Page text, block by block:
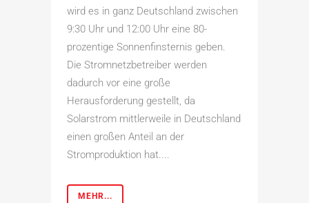
wird es in ganz Deutschland zwischen
9:30 Uhr und 12:00 Uhr eine 80-
prozentige Sonnenfinsternis geben.
Die Stromnetzbetreiber werden
dadurch vor eine große
Herausforderung gestellt, da
Solarstrom mittlerweile in Deutschland
einen großen Anteil an der
Stromproduktion hat....
MEHR...